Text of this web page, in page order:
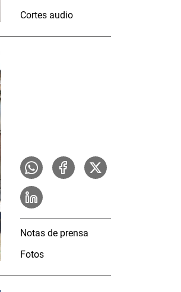
Cortes audio
Notas de prensa
Fotos